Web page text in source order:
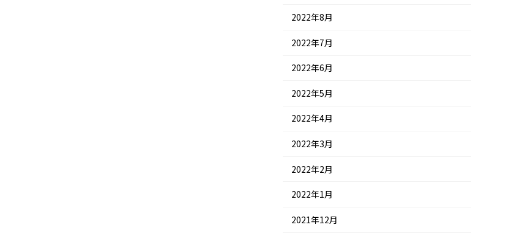
2022年8月
2022年7月
2022年6月
2022年5月
2022年4月
2022年3月
2022年2月
2022年1月
2021年12月